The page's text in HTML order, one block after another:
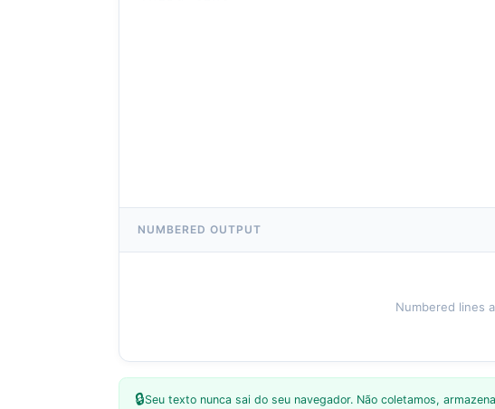
NUMBERED OUTPUT
Numbered lines
🔒Seu texto nunca sai do seu navegador. Não coletamos,